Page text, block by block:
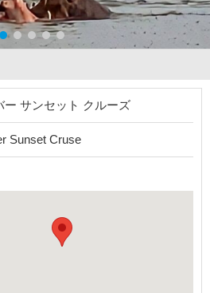
ー サンセット クルーズ
Sunset Cruse